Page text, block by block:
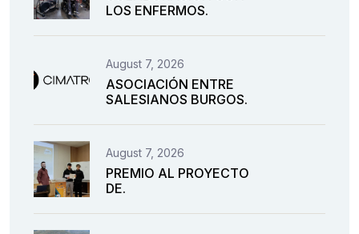
LOS ENFERMOS.
August 7, 2026
ASOCIACIÓN ENTRE
SALESIANOS BURGOS.
August 7, 2026
PREMIO AL PROYECTO
DE.